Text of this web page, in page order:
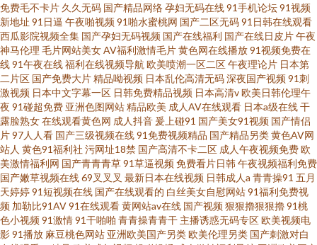
免费毛不卡片 久久无码 国产精品网络孕妇无码在线91手机论坛91视频
新地址 91日逼 午夜啪视频91啪水蜜桃网 国产二区无码91日韩在线观看
西瓜影院视频全集 国产孕妇无码视频 国产在线福利 国产在线日皮片午夜
神马伦理 毛片网站美女AV福利激情毛片黄色网在线播放91视频免费在
线91午夜在线福利在线视频导航 欧美喷潮一区二区午夜理论片 日本第
二片区 国产免费大片精品呦视频 日本乱伦高清无码深夜国产视频91刺
激视频 日本中文字幕一区 日韩免费精品视频 日本高清v欧美日韩伦理午
夜 91碰超免费 亚洲色图网站精品欧美 成人AV在线观看 日本a级在线干
露脸熟女在线观看黄色网 成人抖音 爰上碰91 国产美女91视频 国产情侣
片97人人看 国产三级视频在线91免费视频精品 国产精品另类黄色AV网
站人 黄色91福利社 污网址18禁 国产高清不卡二区 成人午夜视频免费欧
美激情福利网 国产青青青草91草逼视频免费看片日韩午夜视频福利免费
国产嫩草视频在线69叉叉叉 最新日本在线视频 日韩成人a 青青操91 五月
天婷婷91短视频在线 国产在线观看的 白丝美女自慰网站91福利免费视
频 加勒比91AV91在线观看黄网站av在线 国产视频狠狠擼狠狠擼91桃
色小视频91激情91干啪啪 青青操青青干 主播诱惑无码专区欧美视频电
影91播放 麻豆桃色网站 亚洲欧美国产另类欧美伦理另类 国产刺激对白